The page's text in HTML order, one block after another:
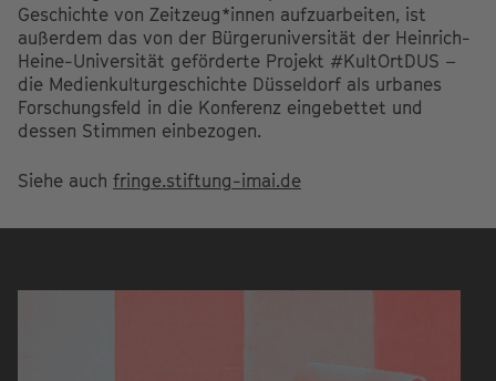
Geschichte von Zeitzeug*innen aufzuarbeiten, ist
außerdem das von der Bürgeruniversität der Heinrich-
Heine-Universität geförderte Projekt #KultOrtDUS –
die Medienkulturgeschichte Düsseldorf als urbanes
Forschungsfeld in die Konferenz eingebettet und
dessen Stimmen einbezogen.
Siehe auch fringe.stiftung-imai.de